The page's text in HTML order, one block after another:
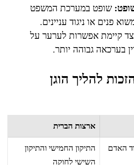
שופט במערכת המשפט
פנים או ניגוד עניינים.
קיימת אפשרות לערער על
בערכאה גבוהה יותר.
להליך הוגן
ארצות הברית
האדם
התיקון החמישי והתיקון
השישי לחוקה